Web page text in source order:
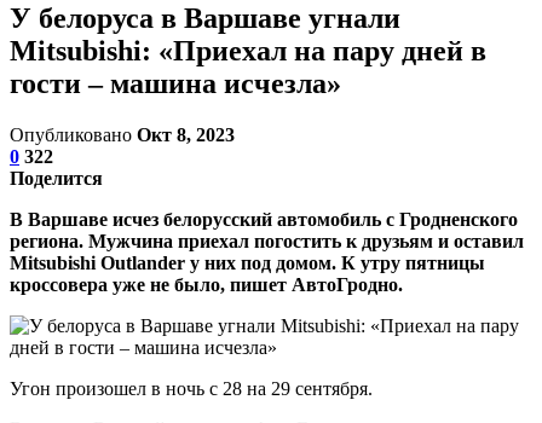
У белоруса в Варшаве угнали
Mitsubishi: «Приехал на пару дней в
гости – машина исчезла»
Опубликовано Окт 8, 2023
0 322
Поделится
В Варшаве исчез белорусский автомобиль с Гродненского
региона. Мужчина приехал погостить к друзьям и оставил
Mitsubishi Outlander у них под домом. К утру пятницы
кроссовера уже не было, пишет АвтоГродно.
Угон произошел в ночь с 28 на 29 сентября.